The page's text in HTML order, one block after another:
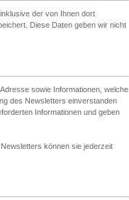
der von Ihnen dort
Diese Daten geben wir nicht
sowie Informationen, welche
des Newsletters einverstanden
Informationen und geben
können sie jederzeit